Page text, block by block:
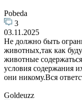
Pobeda
3
03.11.2025
Не должно быть
животных,так как
животные
условия содержания
они никому.Вся
Goldeuzz